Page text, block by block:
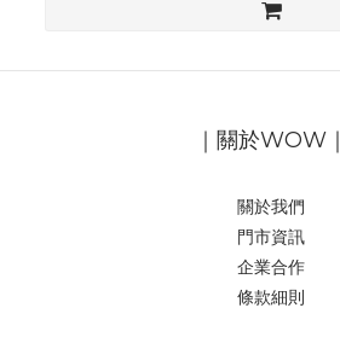
｜關於WOW｜
關於我們
門市資訊
企業合作
條款細則